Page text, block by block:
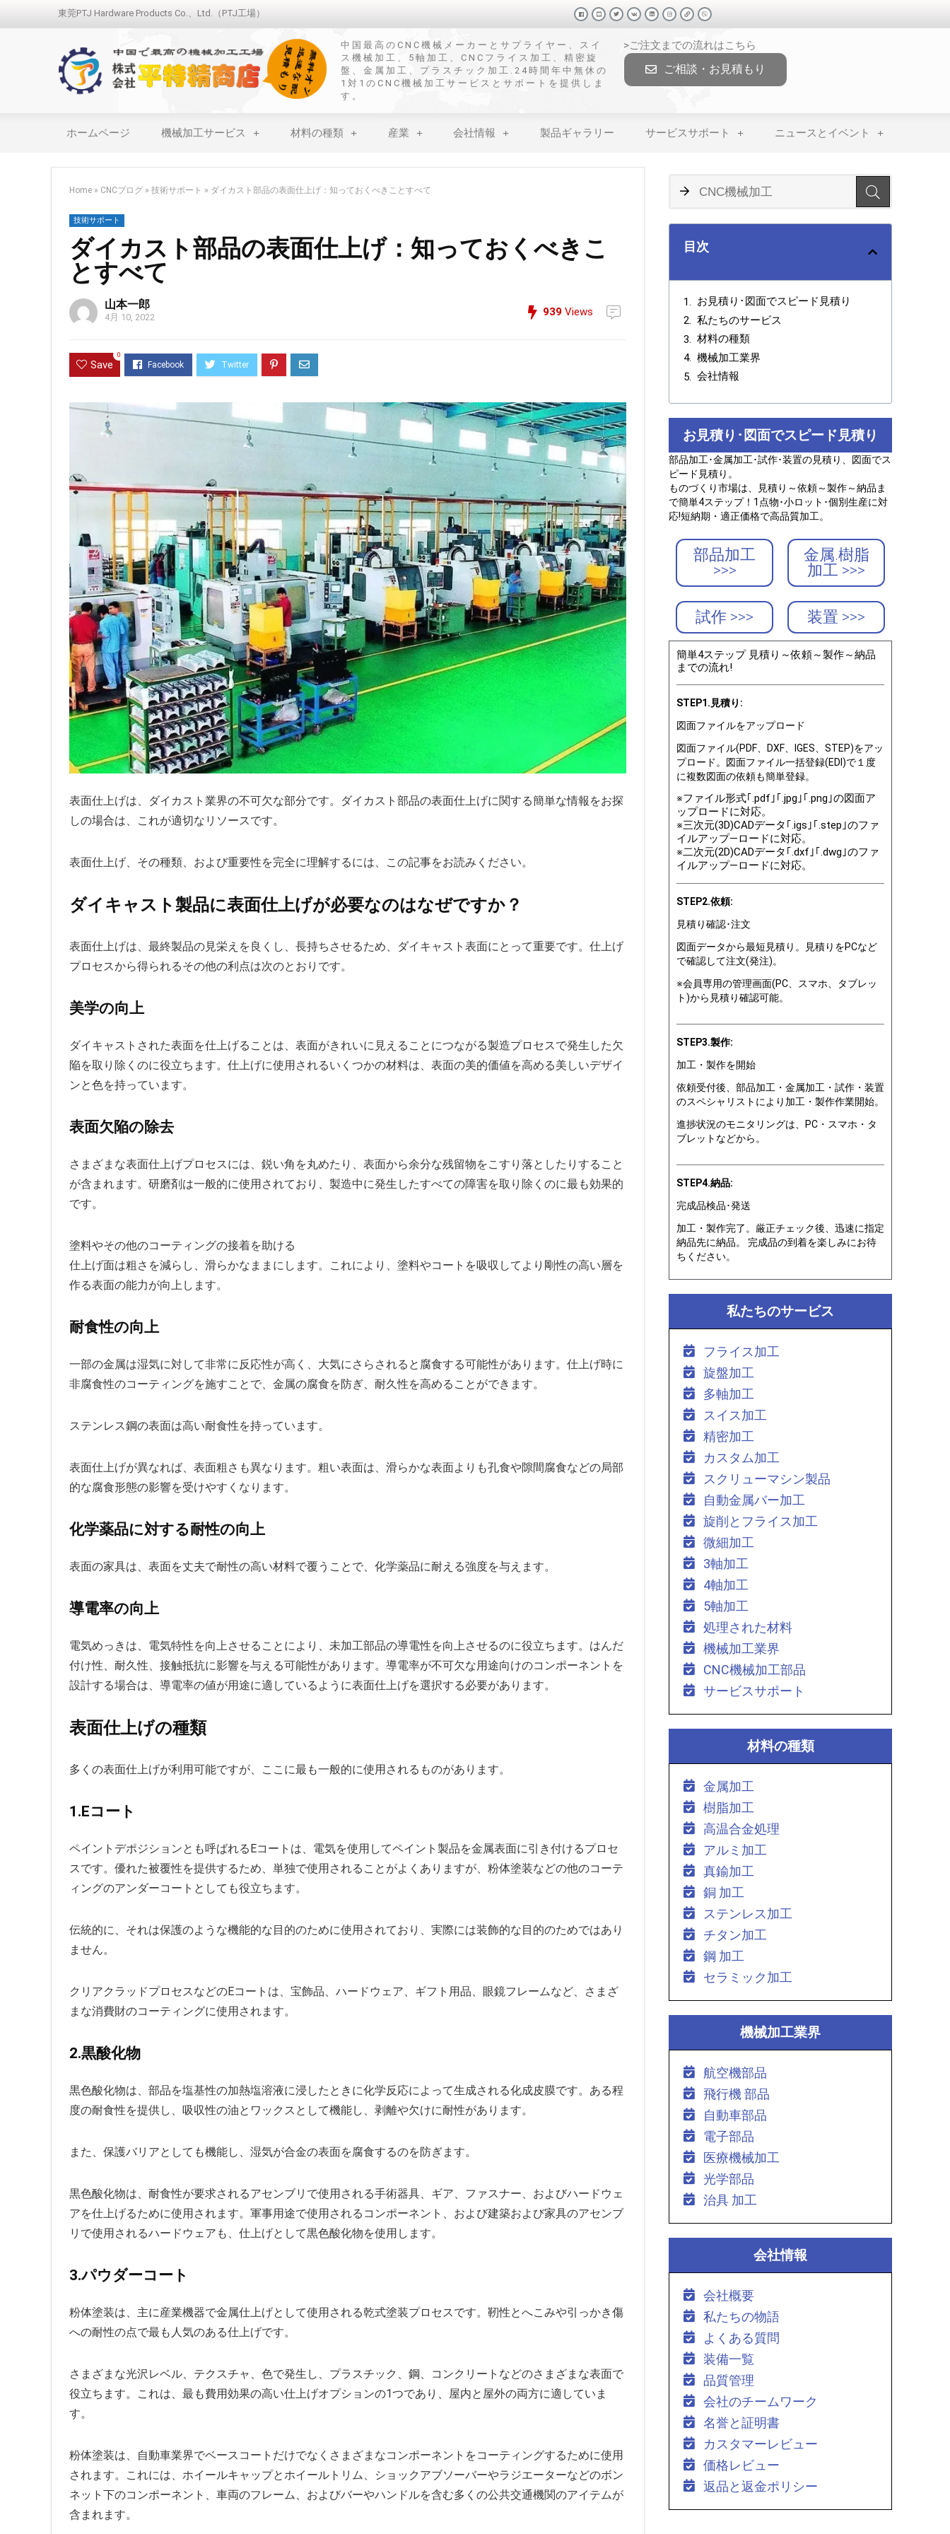
東莞PTJ Hardware Products Co.、Ltd.（PTJ工場）
中国最高のCNC機械メーカーとサプライヤー、スイ
ス機械加工、5軸加工、CNCフライス加工、精密旋
盤、金属加工、プラスチック加工.24時間年中無休の
1対1のCNC機械加工サービスとサポートを提供しま
す。
>ご注文までの流れはこちら
ご相談・お見積もり
ホームページ 機械加工サービス 材料の種類 産業 会社情報 製品ギャラリー サービスサポート ニュースとイベント
Home » CNCブログ » 技術サポート » ダイカスト部品の表面仕上げ：知っておくべきことすべて
技術サポート
ダイカスト部品の表面仕上げ：知っておくべきこ
とすべて
山本一郎
4月 10, 2022 939 Views
Save
0
表面仕上げは、ダイカスト業界の不可欠な部分です。ダイカスト部品の表面仕上げに関する簡単な情報をお探
しの場合は、これが適切なリソースです。
表面仕上げ、その種類、および重要性を完全に理解するには、この記事をお読みください。
ダイキャスト製品に表面仕上げが必要なのはなぜですか？
表面仕上げは、最終製品の見栄えを良くし、長持ちさせるため、ダイキャスト表面にとって重要です。仕上げ
プロセスから得られるその他の利点は次のとおりです。
美学の向上
ダイキャストされた表面を仕上げることは、表面がきれいに見えることにつながる製造プロセスで発生した欠
陥を取り除くのに役立ちます。仕上げに使用されるいくつかの材料は、表面の美的価値を高める美しいデザイ
ンと色を持っています。
表面欠陥の除去
さまざまな表面仕上げプロセスには、鋭い角を丸めたり、表面から余分な残留物をこすり落としたりすること
が含まれます。研磨剤は一般的に使用されており、製造中に発生したすべての障害を取り除くのに最も効果的
です。
塗料やその他のコーティングの接着を助ける
仕上げ面は粗さを減らし、滑らかなままにします。これにより、塗料やコートを吸収してより剛性の高い層を
作る表面の能力が向上します。
耐食性の向上
一部の金属は湿気に対して非常に反応性が高く、大気にさらされると腐食する可能性があります。仕上げ時に
非腐食性のコーティングを施すことで、金属の腐食を防ぎ、耐久性を高めることができます。
ステンレス鋼の表面は高い耐食性を持っています。
表面仕上げが異なれば、表面粗さも異なります。粗い表面は、滑らかな表面よりも孔食や隙間腐食などの局部
的な腐食形態の影響を受けやすくなります。
化学薬品に対する耐性の向上
表面の家具は、表面を丈夫で耐性の高い材料で覆うことで、化学薬品に耐える強度を与えます。
導電率の向上
電気めっきは、電気特性を向上させることにより、未加工部品の導電性を向上させるのに役立ちます。はんだ
付け性、耐久性、接触抵抗に影響を与える可能性があります。導電率が不可欠な用途向けのコンポーネントを
設計する場合は、導電率の値が用途に適しているように表面仕上げを選択する必要があります。
表面仕上げの種類
多くの表面仕上げが利用可能ですが、ここに最も一般的に使用されるものがあります。
1.Eコート
ペイントデポジションとも呼ばれるEコートは、電気を使用してペイント製品を金属表面に引き付けるプロセ
スです。優れた被覆性を提供するため、単独で使用されることがよくありますが、粉体塗装などの他のコーテ
ィングのアンダーコートとしても役立ちます。
伝統的に、それは保護のような機能的な目的のために使用されており、実際には装飾的な目的のためではあり
ません。
クリアクラッドプロセスなどのEコートは、宝飾品、ハードウェア、ギフト用品、眼鏡フレームなど、さまざ
まな消費財のコーティングに使用されます。
2.黒酸化物
黒色酸化物は、部品を塩基性の加熱塩溶液に浸したときに化学反応によって生成される化成皮膜です。ある程
度の耐食性を提供し、吸収性の油とワックスとして機能し、剥離や欠けに耐性があります。
また、保護バリアとしても機能し、湿気が合金の表面を腐食するのを防ぎます。
黒色酸化物は、耐食性が要求されるアセンブリで使用される手術器具、ギア、ファスナー、およびハードウェ
アを仕上げるために使用されます。軍事用途で使用されるコンポーネント、および建築および家具のアセンブ
リで使用されるハードウェアも、仕上げとして黒色酸化物を使用します。
3.パウダーコート
粉体塗装は、主に産業機器で金属仕上げとして使用される乾式塗装プロセスです。靭性とへこみや引っかき傷
への耐性の点で最も人気のある仕上げです。
さまざまな光沢レベル、テクスチャ、色で発生し、プラスチック、鋼、コンクリートなどのさまざまな表面で
役立ちます。これは、最も費用効果の高い仕上げオプションの1つであり、屋内と屋外の両方に適していま
す。
粉体塗装は、自動車業界でベースコートだけでなくさまざまなコンポーネントをコーティングするために使用
されます。これには、ホイールキャップとホイールトリム、ショックアブソーバーやラジエーターなどのボン
ネット下のコンポーネント、車両のフレーム、およびバーやハンドルを含む多くの公共交通機関のアイテムが
含まれます。
目次
お見積り･図面でスピード見積り
私たちのサービス
材料の種類
機械加工業界
会社情報
お見積り･図面でスピード見積り
部品加工･金属加工･試作･装置の見積り、図面でス
ピード見積り。
ものづくり市場は、見積り～依頼～製作～納品ま
で簡単4ステップ！1点物･小ロット･個別生産に対
応!短納期・適正価格で高品質加工。
部品加工
>>>
金属.樹脂
加工 >>>
試作 >>> 装置 >>>
簡単4ステップ 見積り～依頼～製作～納品
までの流れ!
STEP1.見積り:
図面ファイルをアップロード
図面ファイル(PDF、DXF、IGES、STEP)をアッ
プロード。図面ファイル一括登録(EDI)で１度
に複数図面の依頼も簡単登録。
※ファイル形式｢.pdf｣｢.jpg｣｢.png｣の図面ア
ップロードに対応。
※三次元(3D)CADデータ｢.igs｣｢.step｣のファ
イルアップ―ロードに対応。
※二次元(2D)CADデータ｢.dxf｣｢.dwg｣のファ
イルアップ―ロードに対応。
STEP2.依頼:
見積り確認･注文
図面データから最短見積り。見積りをPCなど
で確認して注文(発注)。
※会員専用の管理画面(PC、スマホ、タブレッ
ト)から見積り確認可能。
STEP3.製作:
加工・製作を開始
依頼受付後、部品加工・金属加工・試作・装置
のスペシャリストにより加工・製作作業開始。
進捗状況のモニタリングは、PC・スマホ・タ
ブレットなどから。
STEP4.納品:
完成品検品･発送
加工・製作完了。厳正チェック後、迅速に指定
納品先に納品。 完成品の到着を楽しみにお待
ちください。
私たちのサービス
フライス加工
旋盤加工
多軸加工
スイス加工
精密加工
カスタム加工
スクリューマシン製品
自動金属バー加工
旋削とフライス加工
微細加工
3軸加工
4軸加工
5軸加工
処理された材料
機械加工業界
CNC機械加工部品
サービスサポート
材料の種類
金属加工
樹脂加工
高温合金処理
アルミ加工
真鍮加工
銅 加工
ステンレス加工
チタン加工
鋼 加工
セラミック加工
機械加工業界
航空機部品
飛行機 部品
自動車部品
電子部品
医療機械加工
光学部品
治具 加工
会社情報
会社概要
私たちの物語
よくある質問
装備一覧
品質管理
会社のチームワーク
名誉と証明書
カスタマーレビュー
価格レビュー
返品と返金ポリシー